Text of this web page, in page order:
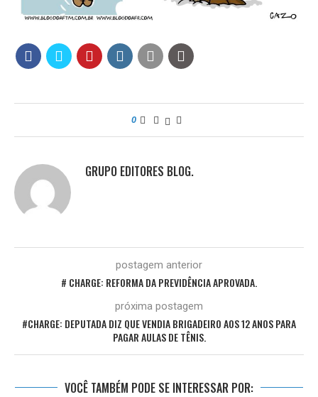
0
GRUPO EDITORES BLOG.
postagem anterior
# CHARGE: REFORMA DA PREVIDÊNCIA APROVADA.
próxima postagem
#CHARGE: DEPUTADA DIZ QUE VENDIA BRIGADEIRO AOS 12 ANOS PARA
PAGAR AULAS DE TÊNIS.
VOCÊ TAMBÉM PODE SE INTERESSAR POR: